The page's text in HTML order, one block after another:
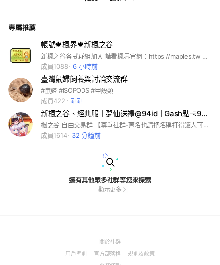
專屬推薦
帳號🍁楓界🍁新楓之谷
新楓之谷各式群組加入 請看楓界官網：https://maples.tw 楓界科技官方LINE：@Maples 服務項目：點數卡、廣告投放 GASH 93折、Mycard 915折、貝殼幣93折 #楓之谷交易買賣 #楓之谷買賣群 #楓之谷DISCORD #楓之谷DC #楓之谷群組 #楓之谷交易群 #新楓之谷 #楓之谷line群 #新楓之谷交易 #楓界買賣 #聊天 #交友 #楓之谷交易平台 #楓之谷買賣平台
成員1088
6 小時前
臺灣鼠婦飼養與討論交流群
#鼠婦 #ISOPODS #甲殼類
成員422
剛剛
新楓之谷、經典服｜夢仙送禮@94id｜Gash點卡92折起
楓之谷 自由交易群 【尊重社群-匿名也請把名稱打得讓人可以辨識亂碼名稱經管理員整理都會被剔除】 #禁止宣傳🚫點數送禮相關
成員1614
32 分鐘前
還有其他眾多社群等您來探索
顯示更多
關於社群(Open
用戶準則
(Open
官方部落格
(Open
規則及政策(Open